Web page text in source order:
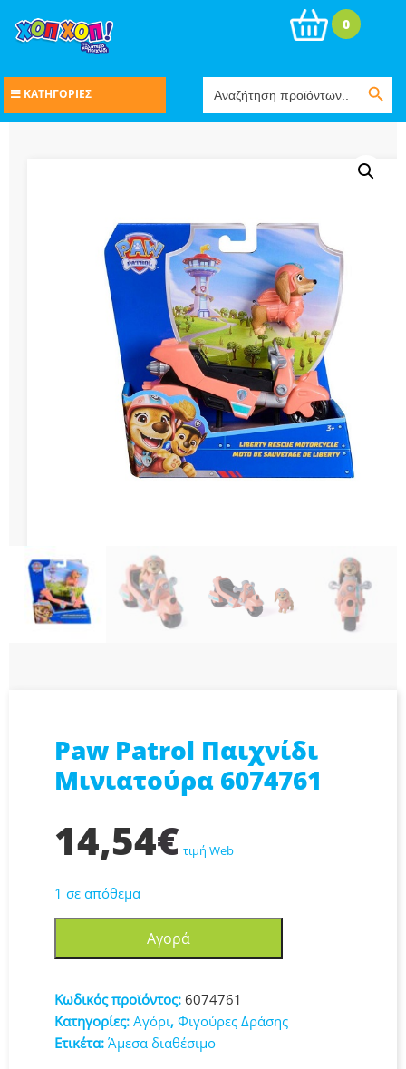
for:
Search Button
0
ΚΑΤΗΓΟΡΙΕΣ
Paw Patrol Παιχνίδι
Μινιατούρα 6074761
14,54€ τιμή Web
1 σε απόθεμα
Μινιατούρα
6074761
ποσότητα
Αγορά
Κωδικός προϊόντος: 6074761
Κατηγορίες: Αγόρι, Φιγούρες Δράσης
Ετικέτα: Άμεσα διαθέσιμο